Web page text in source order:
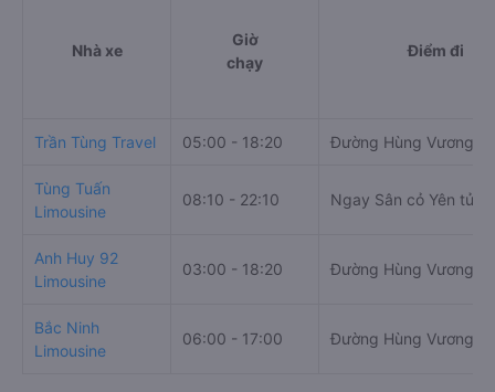
Nhà xe
Giờ
chạy
Điểm đi
Trần Tùng Travel 05:00 - 18:20 Đường Hùng Vương
Tùng Tuấn
Limousine
08:10 - 22:10 Ngay Sân cỏ Yên tử
Anh Huy 92
Limousine
03:00 - 18:20 Đường Hùng Vương
Bắc Ninh
Limousine
06:00 - 17:00 Đường Hùng Vương